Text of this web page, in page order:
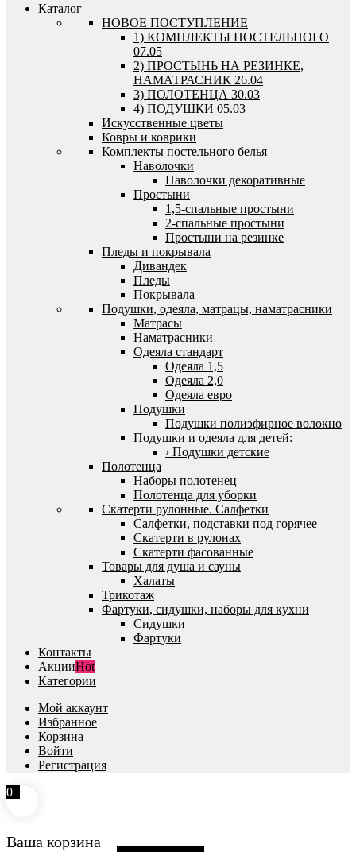
Каталог
HОВОЕ ПОСТУПЛЕНИЕ
1) КОМПЛЕКТЫ ПОСТЕЛЬНОГО
07.05
2) ПРОСТЫНЬ НА РЕЗИНКЕ,
НАМАТРАСНИК 26.04
3) ПОЛОТЕНЦА 30.03
4) ПОДУШКИ 05.03
Искусственные цветы
Ковры и коврики
Комплекты постельного белья
Наволочки
Наволочки декоративные
Простыни
1,5-спальные простыни
2-спальные простыни
Простыни на резинке
Пледы и покрывала
Дивандек
Пледы
Покрывала
Подушки, одеяла, матрацы, наматрасники
Матрасы
Наматрасники
Одеяла стандарт
Одеяла 1,5
Одеяла 2,0
Одеяла евро
Подушки
Подушки полиэфирное волокно
Подушки и одеяла для детей:
› Подушки детские
Полотенца
Наборы полотенец
Полотенца для уборки
Скатерти рулонные. Салфетки
Салфетки, подставки под горячее
Скатерти в рулонах
Скатерти фасованные
Товары для душа и сауны
Халаты
Трикотаж
Фартуки, сидушки, наборы для кухни
Сидушки
Фартуки
Контакты
АкцииHot
Категории
Мой аккаунт
Избранное
Корзина
Войти
Регистрация
0
Ваша корзина